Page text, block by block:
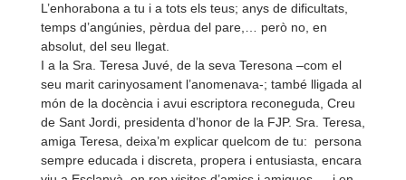
L’enhorabona a tu i a tots els teus; anys de dificultats,
temps d’angúnies, pèrdua del pare,… però no, en
absolut, del seu llegat.
I a la Sra. Teresa Juvé, de la seva Teresona –com el
seu marit carinyosament l’anomenava-; també lligada al
món de la docència i avui escriptora reconeguda, Creu
de Sant Jordi, presidenta d’honor de la FJP. Sra. Teresa,
amiga Teresa, deixa’m explicar quelcom de tu: persona
sempre educada i discreta, propera i entusiasta, encara